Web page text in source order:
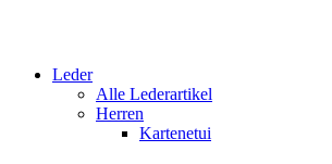
Leder
Alle Lederartikel
Herren
Kartenetui